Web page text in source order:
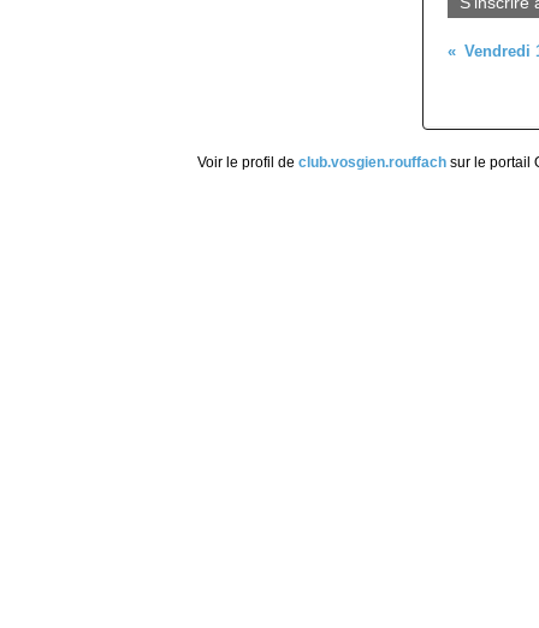
Voir le profil de club.vosgien.rouffach sur le portail